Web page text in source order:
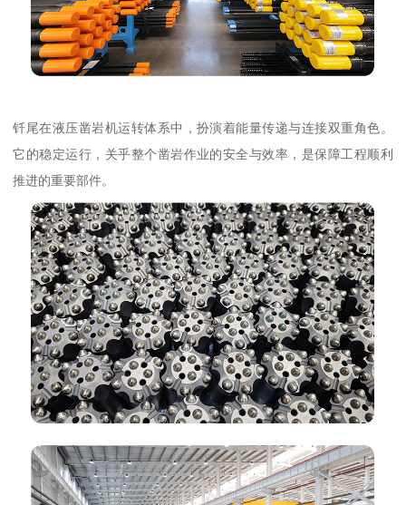
钎尾在液压凿岩机运转体系中，扮演着能量传递与连接双重角色。
它的稳定运行，关乎整个凿岩作业的安全与效率，是保障工程顺利
推进的重要部件。